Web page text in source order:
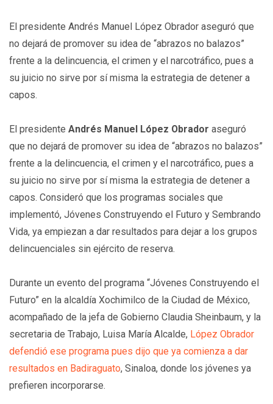
El presidente Andrés Manuel López Obrador aseguró que
no dejará de promover su idea de “abrazos no balazos”
frente a la delincuencia, el crimen y el narcotráfico, pues a
su juicio no sirve por sí misma la estrategia de detener a
capos.
El presidente Andrés Manuel López Obrador aseguró
que no dejará de promover su idea de “abrazos no balazos”
frente a la delincuencia, el crimen y el narcotráfico, pues a
su juicio no sirve por sí misma la estrategia de detener a
capos. Consideró que los programas sociales que
implementó, Jóvenes Construyendo el Futuro y Sembrando
Vida, ya empiezan a dar resultados para dejar a los grupos
delincuenciales sin ejército de reserva.
Durante un evento del programa “Jóvenes Construyendo el
Futuro” en la alcaldía Xochimilco de la Ciudad de México,
acompañado de la jefa de Gobierno Claudia Sheinbaum, y la
secretaria de Trabajo, Luisa María Alcalde, López Obrador
defendió ese programa pues dijo que ya comienza a dar
resultados en Badiraguato, Sinaloa, donde los jóvenes ya
prefieren incorporarse.